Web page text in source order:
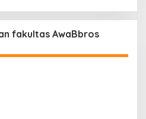
fakultas AwaBbros